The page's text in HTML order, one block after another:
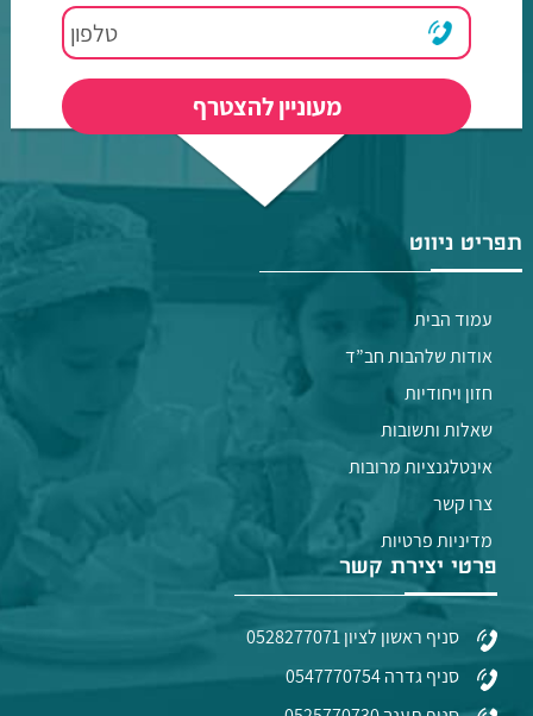
תפריט ניווט
עמוד הבית
אודות שלהבות חב”ד
חזון ויחודיות
שאלות ותשובות
אינטלגנציות מרובות
צרו קשר
מדיניות פרטיות
פרטי יצירת קשר
סניף ראשון לציון 0528277071
סניף גדרה 0547770754